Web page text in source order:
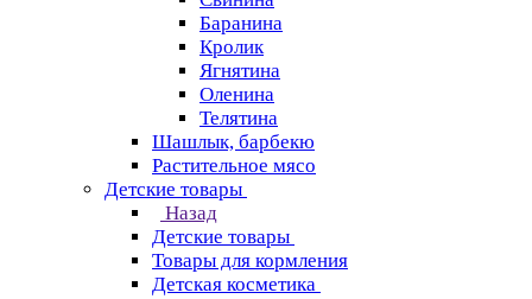
Баранина
Кролик
Ягнятина
Оленина
Телятина
Шашлык, барбекю
Растительное мясо
Детские товары
Назад
Детские товары
Товары для кормления
Детская косметика